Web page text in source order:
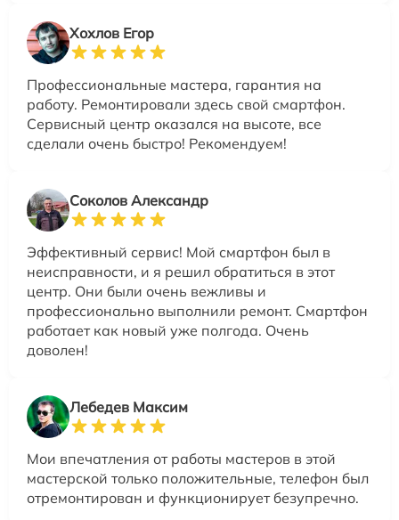
Хохлов Егор
Профессиональные мастера, гарантия на
работу. Ремонтировали здесь свой смартфон.
Сервисный центр оказался на высоте, все
сделали очень быстро! Рекомендуем!
Соколов Александр
Эффективный сервис! Мой смартфон был в
неисправности, и я решил обратиться в этот
центр. Они были очень вежливы и
профессионально выполнили ремонт. Смартфон
работает как новый уже полгода. Очень
доволен!
Лебедев Максим
Мои впечатления от работы мастеров в этой
мастерской только положительные, телефон был
отремонтирован и функционирует безупречно.